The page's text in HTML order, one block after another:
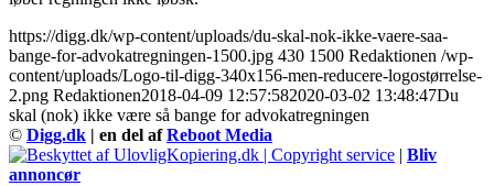
https://digg.dk/wp-content/uploads/du-skal-nok-ikke-vaere-saa-
bange-for-advokatregningen-1500.jpg 430 1500 Redaktionen /wp-
content/uploads/Logo-til-digg-340x156-men-reducere-logostørrelse-
2.png Redaktionen2018-04-09 12:57:582020-03-02 13:48:47Du
skal (nok) ikke være så bange for advokatregningen
© Digg.dk | en del afReboot Media
| Bliv
annoncør